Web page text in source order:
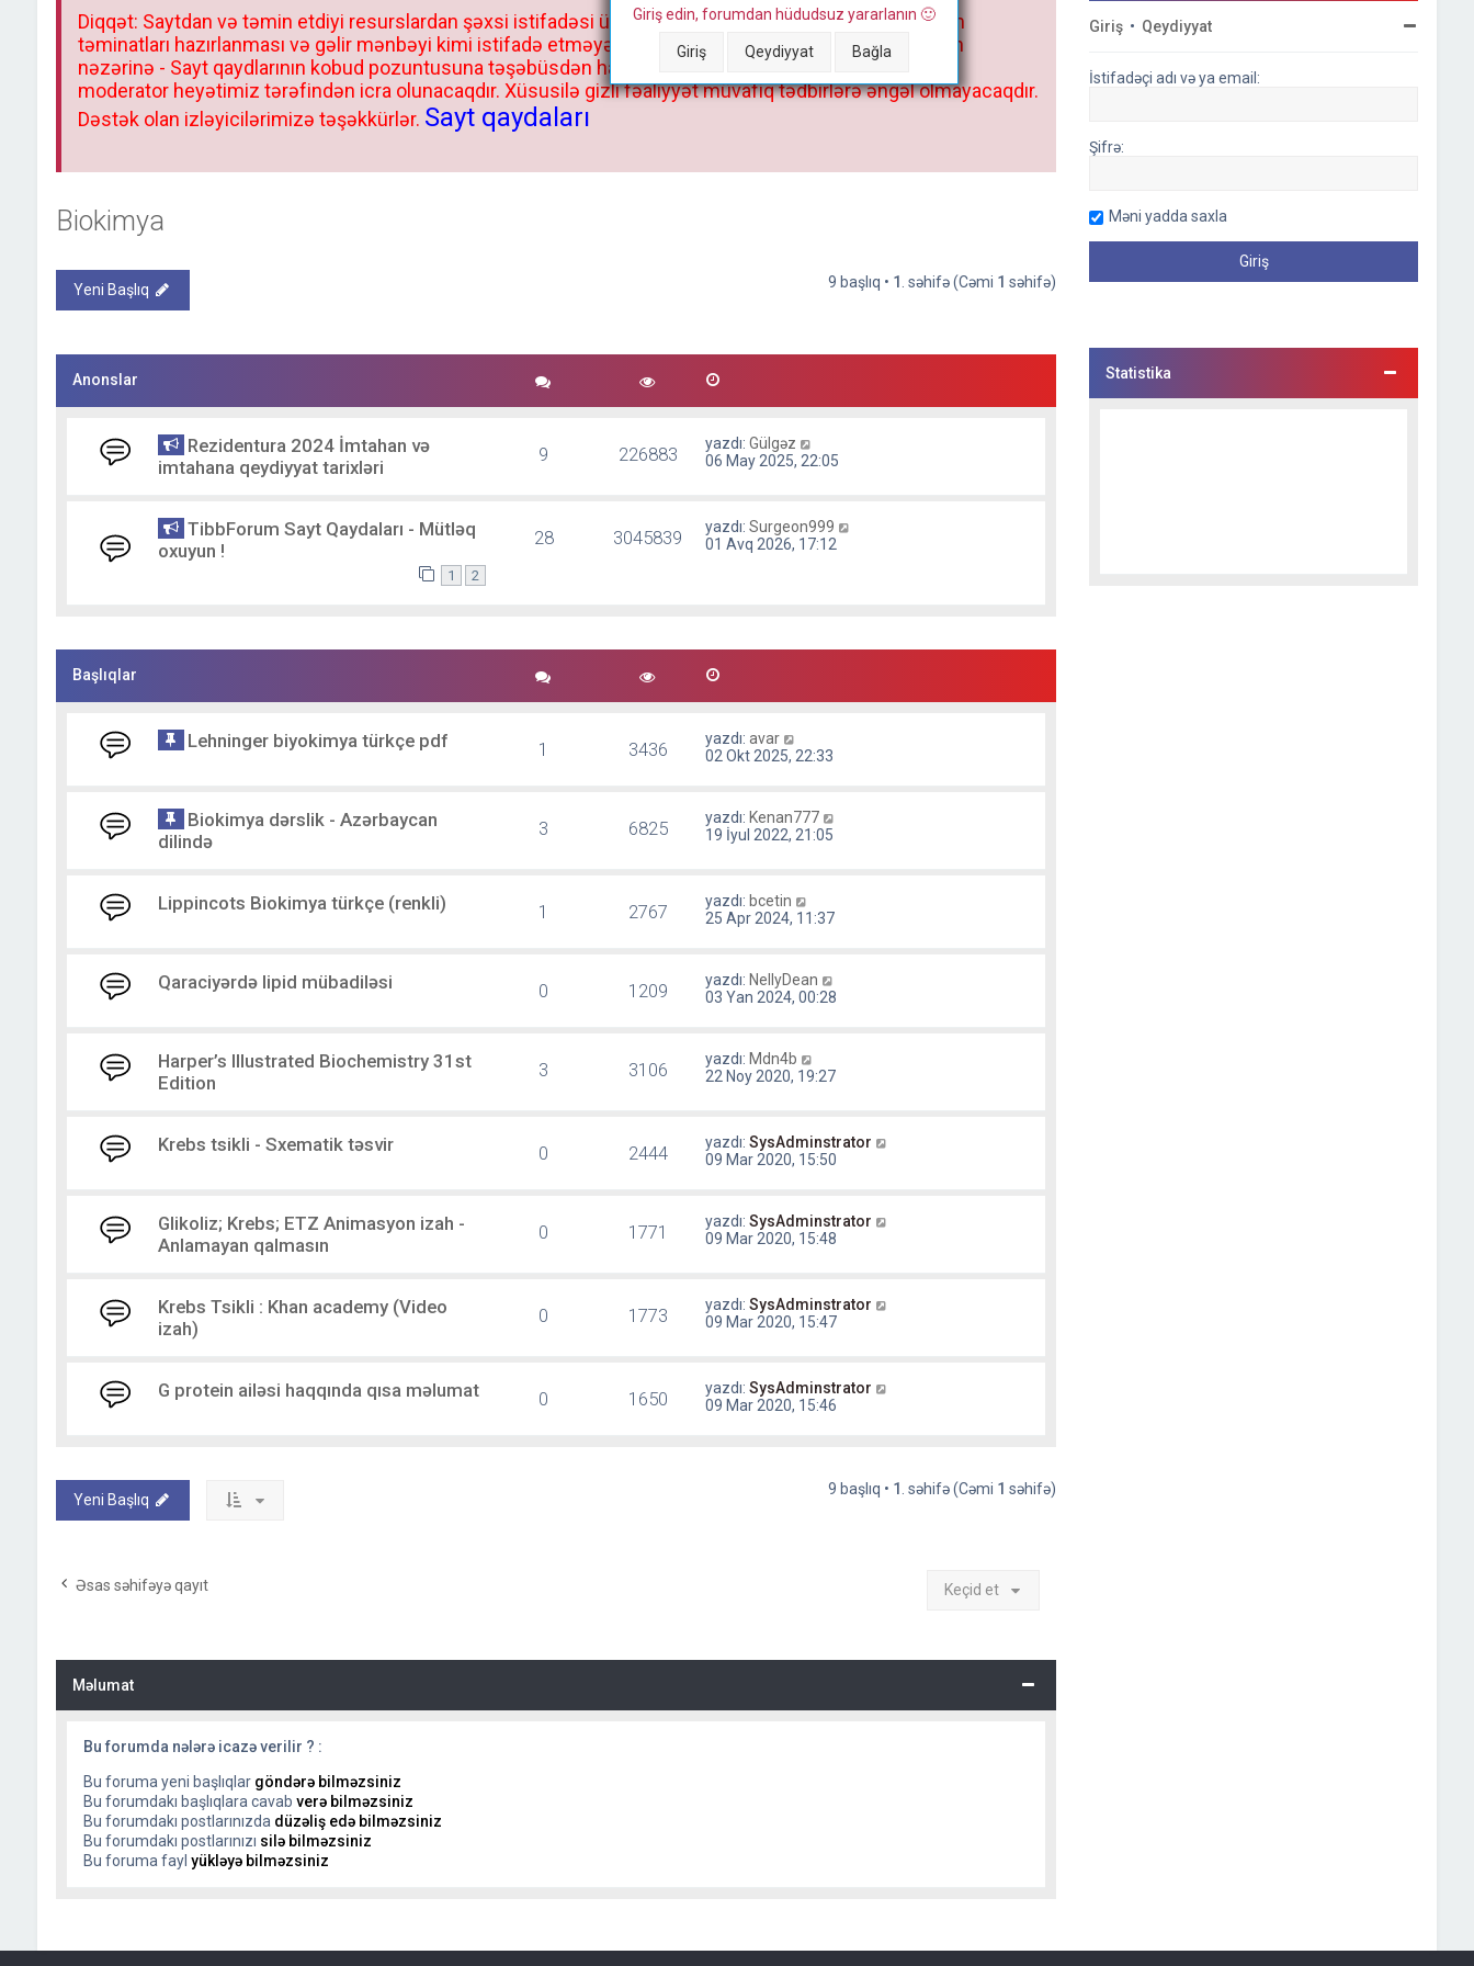
Giriş edin, forumdan hüdudsuz yararlanın 🙂
Giriş Qeydiyyat Bağla
Diqqət: Saytdan və təmin etdiyi resurslardan şəxsi istifadəsi üçün deyil, kənar niyyətlər, xüsusi proqram
təminatları hazırlanması və gəlir mənbəyi kimi istifadə etməyə cəhd göstərənlərin və istifadə edənlərin
nəzərinə - Sayt qaydlarının kobud pozuntusuna təşəbüsdən haqqınızda bütün müvafiq tədbirlər böyük
moderator heyətimiz tərəfindən icra olunacaqdır. Xüsusilə gizli fəaliyyət müvafiq tədbirlərə əngəl olmayacaqdır.
Dəstək olan izləyicilərimizə təşəkkürlər. Sayt qaydaları
Biokimya
Yeni Başlıq 9 başlıq • 1 . səhifə (Cəmi 1 səhifə)
Anonslar
Rezidentura 2024 İmtahan və
imtahana qeydiyyat tarixləri
9 226883 yazdı:Gülgəz
06 May 2025, 22:05
TibbForum Sayt Qaydaları - Mütləq
oxuyun !
1 2
28 3045839 yazdı:Surgeon999
01 Avq 2026, 17:12
Başlıqlar
Lehninger biyokimya türkçe pdf 1 3436 yazdı:avar
02 Okt 2025, 22:33
Biokimya dərslik - Azərbaycan
dilində
3 6825 yazdı: Kenan777
19 İyul 2022, 21:05
Lippincots Biokimya türkçe (renkli) 1 2767 yazdı: bcetin
25 Apr 2024, 11:37
Qaraciyərdə lipid mübadiləsi 0 1209 yazdı: NellyDean
03 Yan 2024, 00:28
Harper’s Illustrated Biochemistry 31st
Edition
3 3106 yazdı: Mdn4b
22 Noy 2020, 19:27
Krebs tsikli - Sxematik təsvir 0 2444 yazdı:SysAdminstrator
09 Mar 2020, 15:50
Glikoliz; Krebs; ETZ Animasyon izah -
Anlamayan qalmasın
0 1771 yazdı:SysAdminstrator
09 Mar 2020, 15:48
Krebs Tsikli : Khan academy (Video
izah)
0 1773 yazdı:SysAdminstrator
09 Mar 2020, 15:47
G protein ailəsi haqqında qısa məlumat 0 1650 yazdı:SysAdminstrator
09 Mar 2020, 15:46
Yeni Başlıq
9 başlıq • 1 . səhifə (Cəmi 1 səhifə)
Əsas səhifəyə qayıt Keçid et
Məlumat
Bu forumda nələrə icazə verilir ? :
Bu foruma yeni başlıqlar göndərə bilməzsiniz
Bu forumdakı başlıqlara cavab verə bilməzsiniz
Bu forumdakı postlarınızda düzəliş edə bilməzsiniz
Bu forumdakı postlarınızı silə bilməzsiniz
Bu foruma fayl yükləyə bilməzsiniz
Giriş • Qeydiyyat
İstifadəçi adı və ya email:
Şifrə:
Məni yadda saxla
Statistika